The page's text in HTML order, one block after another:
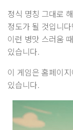
정식 명칭 그대로
정도가 될 것입니
이런 병맛 스러움
있습니다.
이 게임은 홈페이
있습니다.